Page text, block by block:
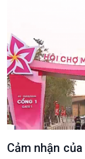
Cảm nhận